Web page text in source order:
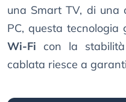
una Smart TV, di una
PC, questa tecnologia
Wi-Fi con la
cablata riesce a